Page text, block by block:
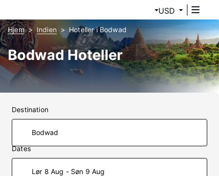
USD
Hjem Indien Hoteller i Bodwad
Bodwad Hoteller
Destination
Dates
Lør 8 Aug - Søn 9 Aug